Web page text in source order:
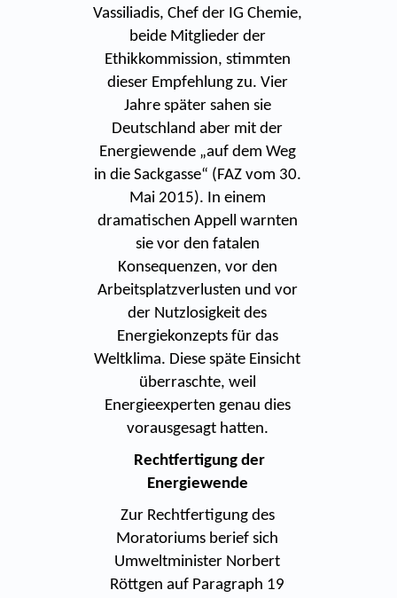
Vassiliadis, Chef der IG Chemie,
beide Mitglieder der
Ethikkommission, stimmten
dieser Empfehlung zu. Vier
Jahre später sahen sie
Deutschland aber mit der
Energiewende „auf dem Weg
in die Sackgasse“ (FAZ vom 30.
Mai 2015). In einem
dramatischen Appell warnten
sie vor den fatalen
Konsequenzen, vor den
Arbeitsplatzverlusten und vor
der Nutzlosigkeit des
Energiekonzepts für das
Weltklima. Diese späte Einsicht
überraschte, weil
Energieexperten genau dies
vorausgesagt hatten.
Rechtfertigung der
Energiewende
Zur Rechtfertigung des
Moratoriums berief sich
Umweltminister Norbert
Röttgen auf Paragraph 19